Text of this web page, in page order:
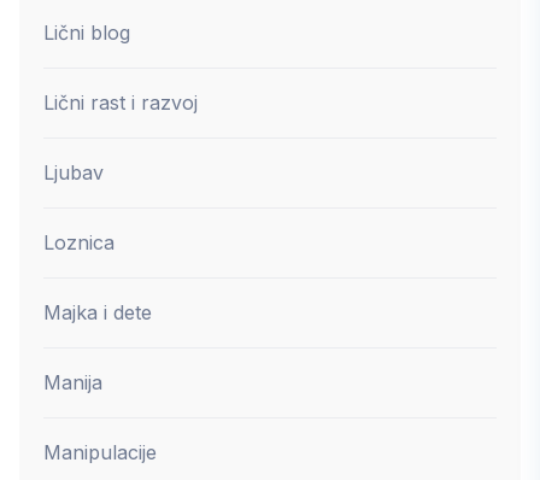
Lični blog
Lični rast i razvoj
Ljubav
Loznica
Majka i dete
Manija
Manipulacije